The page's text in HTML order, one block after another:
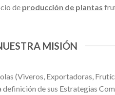
de producción de plantas
MISIÓN
(Viveros, Exportadoras,
de sus Estrategias